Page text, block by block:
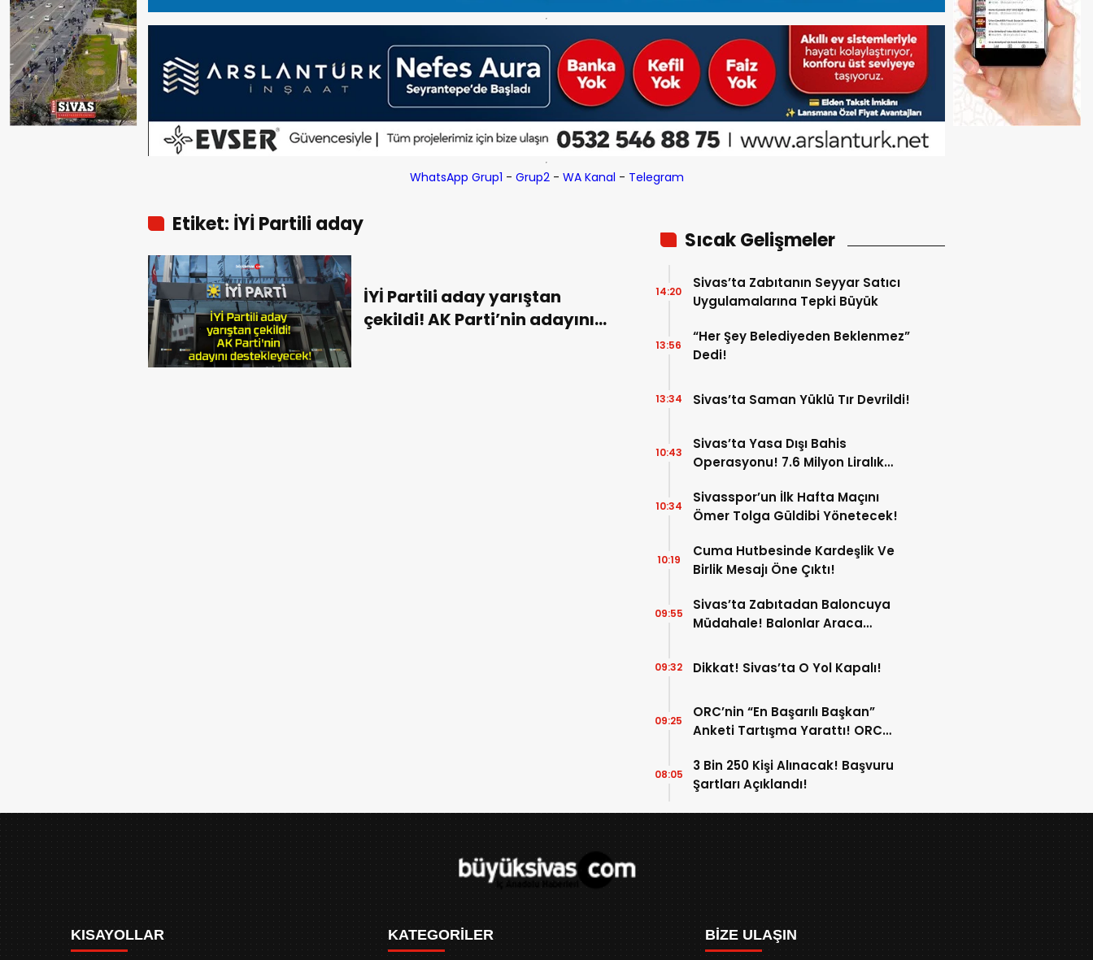
WhatsApp Grup1 - Grup2- WA Kanal - Telegram
Etiket: İYİ Partili aday
İYİ Partili aday yarıştan
çekildi! AK Parti’nin adayını
Sıcak Gelişmeler
Sivas’ta Zabıtanın Seyyar Satıcı
Uygulamalarına Tepki Büyük
14:20
“Her Şey Belediyeden Beklenmez”
Dedi!
13:56
Sivas’ta Saman Yüklü Tır Devrildi!
13:34
Sivas’ta Yasa Dışı Bahis
Operasyonu! 7.6 Milyon Liralık
10:43
Sivasspor’un İlk Hafta Maçını
Ömer Tolga Güldibi Yönetecek!
10:34
Cuma Hutbesinde Kardeşlik Ve
Birlik Mesajı Öne Çıktı!
10:19
Sivas’ta Zabıtadan Baloncuya
Müdahale! Balonlar Araca
09:55
Dikkat! Sivas’ta O Yol Kapalı!
09:32
ORC’nin “En Başarılı Başkan”
Anketi Tartışma Yarattı! ORC
09:25
3 Bin 250 Kişi Alınacak! Başvuru
Şartları Açıklandı!
08:05
KISAYOLLAR KATEGORİLER BİZE ULAŞIN